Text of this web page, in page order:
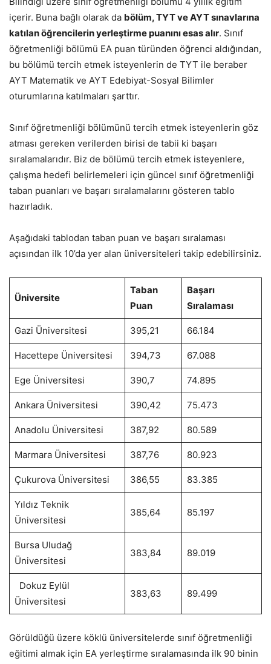
içerir. Buna bağlı olarak da bölüm, TYT ve AYT sınavlarına
katılan öğrencilerin yerleştirme puanını esas alır. Sınıf
öğretmenliği bölümü EA puan türünden öğrenci aldığından,
bu bölümü tercih etmek isteyenlerin de TYT ile beraber
AYT Matematik ve AYT Edebiyat-Sosyal Bilimler
oturumlarına katılmaları şarttır.
Sınıf öğretmenliği bölümünü tercih etmek isteyenlerin göz
atması gereken verilerden birisi de tabii ki başarı
sıralamalarıdır. Biz de bölümü tercih etmek isteyenlere,
çalışma hedefi belirlemeleri için güncel sınıf öğretmenliği
taban puanları ve başarı sıralamalarını gösteren tablo
hazırladık.
Aşağıdaki tablodan taban puan ve başarı sıralaması
açısından ilk 10’da yer alan üniversiteleri takip edebilirsiniz.
Üniversite
Taban
Puan
Başarı
Sıralaması
Gazi Üniversitesi 395,21 66.184
Hacettepe Üniversitesi 394,73 67.088
Ege Üniversitesi 390,7 74.895
Ankara Üniversitesi 390,42 75.473
Anadolu Üniversitesi 387,92 80.589
Marmara Üniversitesi 387,76 80.923
Çukurova Üniversitesi 386,55 83.385
Yıldız Teknik
Üniversitesi
385,64 85.197
Bursa Uludağ
Üniversitesi
383,84 89.019
Dokuz Eylül
Üniversitesi
383,63 89.499
Görüldüğü üzere köklü üniversitelerde sınıf öğretmenliği
eğitimi almak için EA yerleştirme sıralamasında ilk 90 binin